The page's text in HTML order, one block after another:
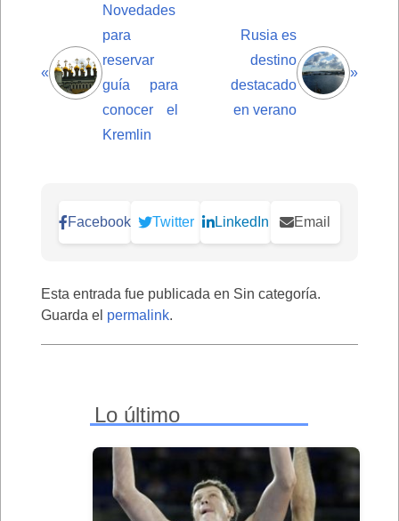
«
Novedades
para
reservar
guía para
conocer el
Kremlin
Rusia es
destino
destacado
en verano
»
Facebook Twitter LinkedIn Email
Esta entrada fue publicada en Sin categoría.
Guarda el permalink.
Lo último